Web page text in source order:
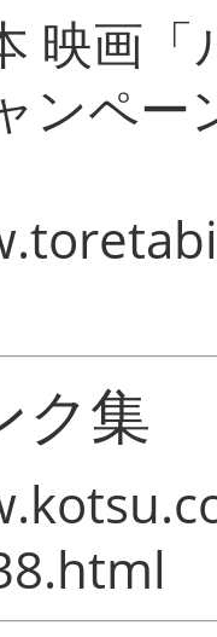
映画
ンペー
ク集